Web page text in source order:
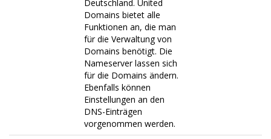
Deutschland. United
Domains bietet alle
Funktionen an, die man
für die Verwaltung von
Domains benötigt. Die
Nameserver lassen sich
für die Domains ändern.
Ebenfalls können
Einstellungen an den
DNS-Einträgen
vorgenommen werden.